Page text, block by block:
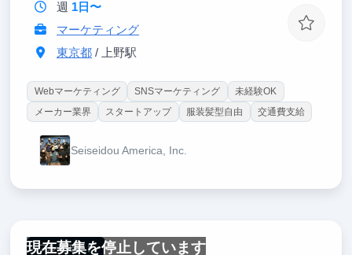
週 1日〜
マーケティング
東京都/ 上野駅
Webマーケティング SNSマーケティング
未経験OK
メーカー業界
スタートアップ 服装髪型自由 交通費支給
Seiseidou America, Inc.
現在募集を停止しています
フルリモート